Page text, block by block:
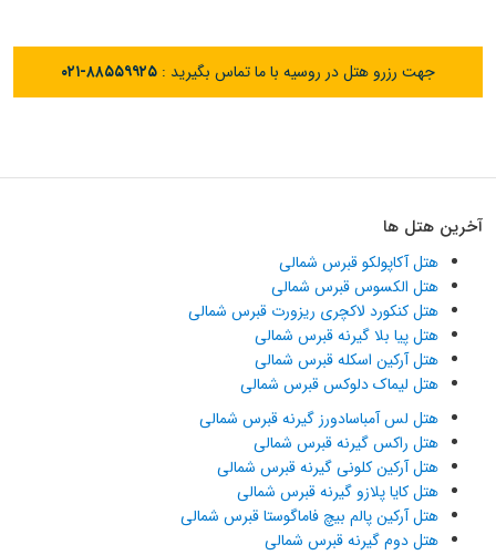
جهت رزرو هتل در روسیه با ما تماس بگیرید : ۰۲۱-۸۸۵۵۹۹۲۵
آخرین هتل ها
هتل آکاپولکو قبرس شمالی
هتل الکسوس قبرس شمالی
هتل کنکورد لاکچری ریزورت قبرس شمالی
هتل پیا بلا گیرنه قبرس شمالی
هتل آرکین اسکله قبرس شمالی
هتل لیماک دلوکس قبرس شمالی
هتل لس آمباسادورز گیرنه قبرس شمالی
هتل راکس گیرنه قبرس شمالی
هتل آرکین کلونی گیرنه قبرس شمالی
هتل کایا پلازو گیرنه قبرس شمالی
هتل آرکین پالم بیچ فاماگوستا قبرس شمالی
هتل دوم گیرنه قبرس شمالی